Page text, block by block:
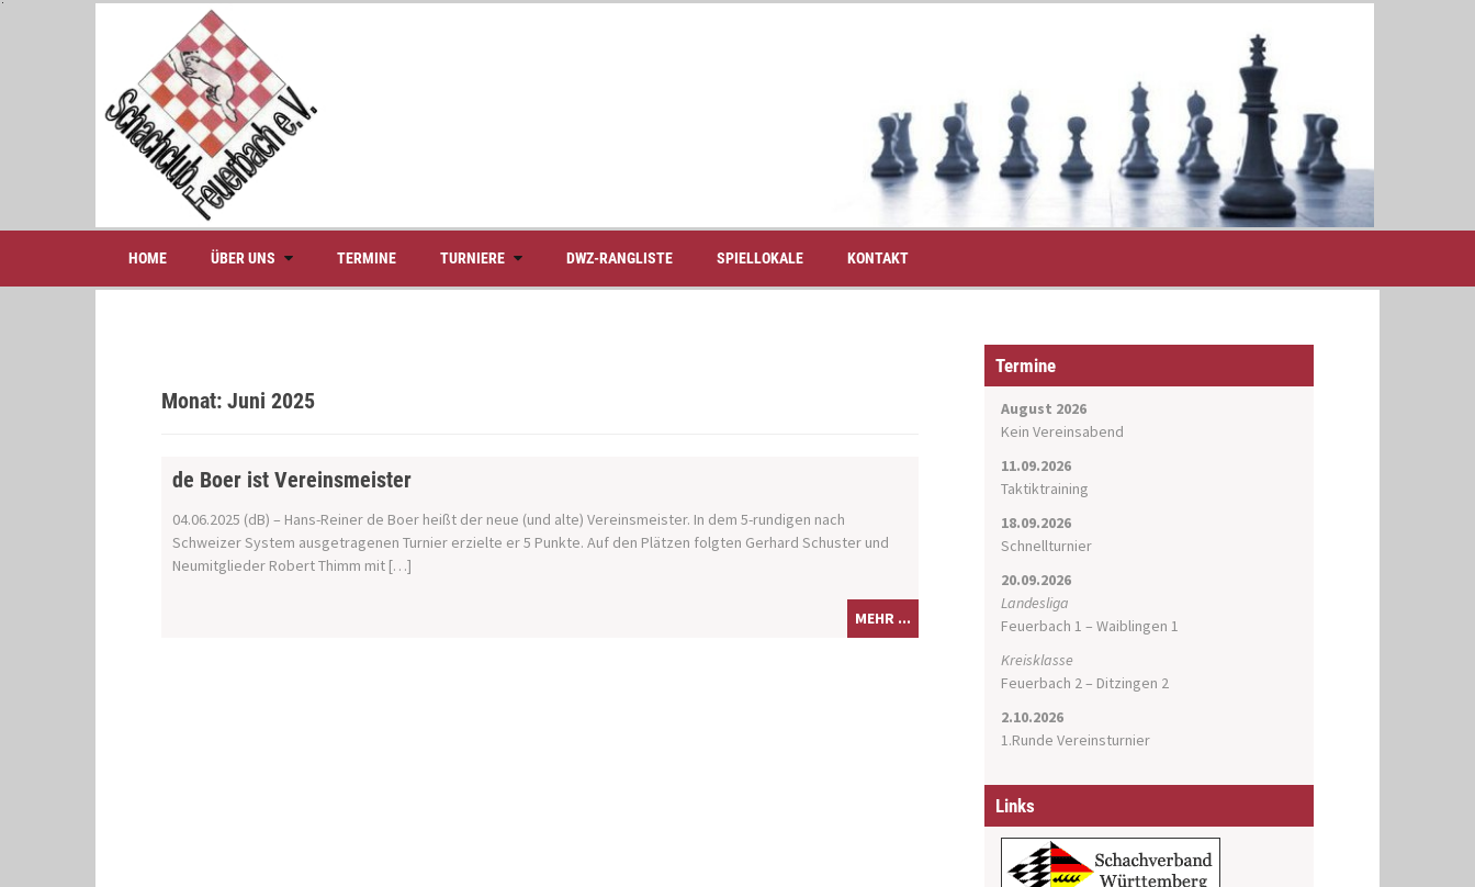
S
t
HOME ÜBER UNS TERMINE TURNIERE DWZ-RANGLISTE SPIELLOKALE KONTAKT
Monat: Juni 2025
de Boer ist Vereinsmeister
04.06.2025 (dB) – Hans-Reiner de Boer heißt der neue (und alte) Vereinsmeister. In dem 5-rundigen nach
Schweizer System ausgetragenen Turnier erzielte er 5 Punkte. Auf den Plätzen folgten Gerhard Schuster und
Neumitglieder Robert Thimm mit […]
MEHR ...
Termine
August 2026
Kein Vereinsabend
11.09.2026
Taktiktraining
18.09.2026
Schnellturnier
20.09.2026
Landesliga
Feuerbach 1 – Waiblingen 1
Kreisklasse
Feuerbach 2 – Ditzingen 2
2.10.2026
1.Runde Vereinsturnier
Links